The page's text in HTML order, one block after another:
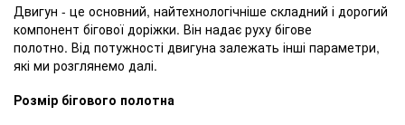
Двигун - це основний, найтехнологічніше складний і дорогий
компонент бігової доріжки. Він надає руху бігове
полотно. Від потужності двигуна залежать інші параметри,
які ми розглянемо далі.
Розмір бігового полотна